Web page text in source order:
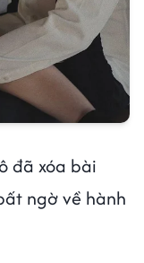
đã xóa bài
ngờ về hành